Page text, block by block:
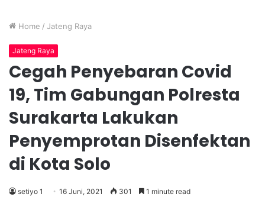
Home / Jateng Raya
Jateng Raya
Cegah Penyebaran Covid
19, Tim Gabungan Polresta
Surakarta Lakukan
Penyemprotan Disenfektan
di Kota Solo
setiyo 1 16 Juni, 2021 301 1 minute read